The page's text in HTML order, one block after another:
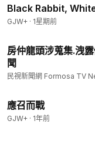
Black Rabbit,
GJW+ · 1星期前
房仲龍頭涉蒐集.洩
聞
民視新聞網 Formosa TV
應召而戰
GJW+ · 1年前